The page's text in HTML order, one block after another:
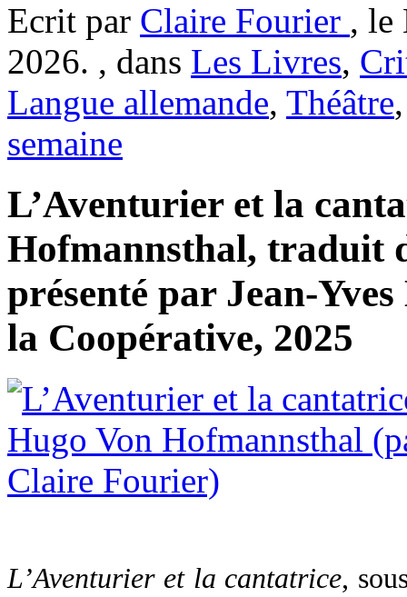
Ecrit par Claire Fourier , le
2026. , dans Les Livres,
Langue allemande, Théâtre
semaine
L’Aventurier et la
Hofmannsthal, traduit
présenté par Jean-
la Coopérative, 2025
L’Aventurier et la cantatrice,